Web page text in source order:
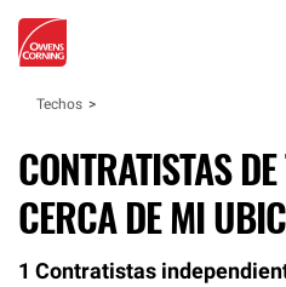
Techos
CONTRATISTAS
CERCA DE MI
1 Contratistas